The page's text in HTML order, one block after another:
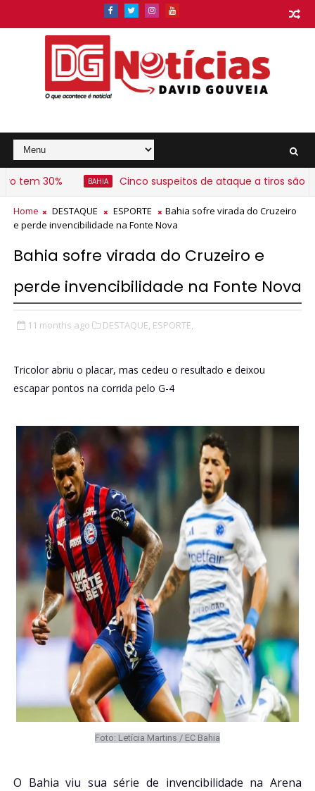
30% BAHIA Cinco suspeitos de ataque a tiros são presos
Home DESTAQUE ESPORTE
Bahia sofre virada do Cruzeiro
e perde invencibilidade na Fonte Nova
Bahia sofre virada do Cruzeiro e
perde invencibilidade na Fonte Nova
11 months ago DESTAQUE, ESPORTE,
Tricolor abriu o placar, mas cedeu o resultado e deixou
escapar pontos na corrida pelo G-4
Foto: Letícia Martins / EC Bahia
O Bahia viu sua série de invencibilidade na Arena